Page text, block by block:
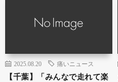
2025.08.20 痛いニュース
【千葉】「みんなで走れて楽